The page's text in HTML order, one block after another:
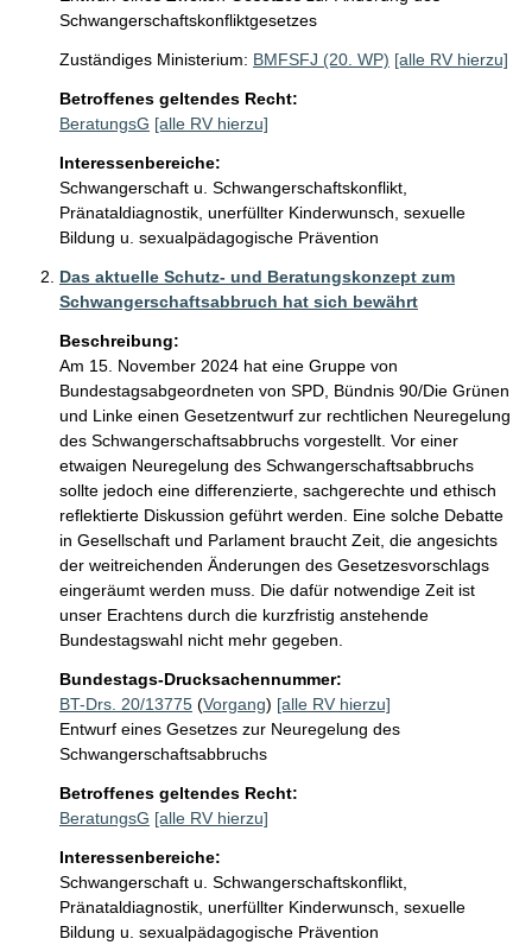
Schwangerschaftskonfliktgesetzes
Zuständiges Ministerium: BMFSFJ (20. WP) [alle RV hierzu]
Betroffenes geltendes Recht:
BeratungsG [alle RV hierzu]
Interessenbereiche:
Schwangerschaft u. Schwangerschaftskonflikt,
Pränataldiagnostik, unerfüllter Kinderwunsch, sexuelle
Bildung u. sexualpädagogische Prävention
Das aktuelle Schutz- und Beratungskonzept zum
Schwangerschaftsabbruch hat sich bewährt
Beschreibung:
Am 15. November 2024 hat eine Gruppe von
Bundestagsabgeordneten von SPD, Bündnis 90/Die Grünen
und Linke einen Gesetzentwurf zur rechtlichen Neuregelung
des Schwangerschaftsabbruchs vorgestellt. Vor einer
etwaigen Neuregelung des Schwangerschaftsabbruchs
sollte jedoch eine differenzierte, sachgerechte und ethisch
reflektierte Diskussion geführt werden. Eine solche Debatte
in Gesellschaft und Parlament braucht Zeit, die angesichts
der weitreichenden Änderungen des Gesetzesvorschlags
eingeräumt werden muss. Die dafür notwendige Zeit ist
unser Erachtens durch die kurzfristig anstehende
Bundestagswahl nicht mehr gegeben.
Bundestags-Drucksachennummer:
BT-Drs. 20/13775 (Vorgang) [alle RV hierzu]
Entwurf eines Gesetzes zur Neuregelung des
Schwangerschaftsabbruchs
Betroffenes geltendes Recht:
BeratungsG [alle RV hierzu]
Interessenbereiche:
Schwangerschaft u. Schwangerschaftskonflikt,
Pränataldiagnostik, unerfüllter Kinderwunsch, sexuelle
Bildung u. sexualpädagogische Prävention